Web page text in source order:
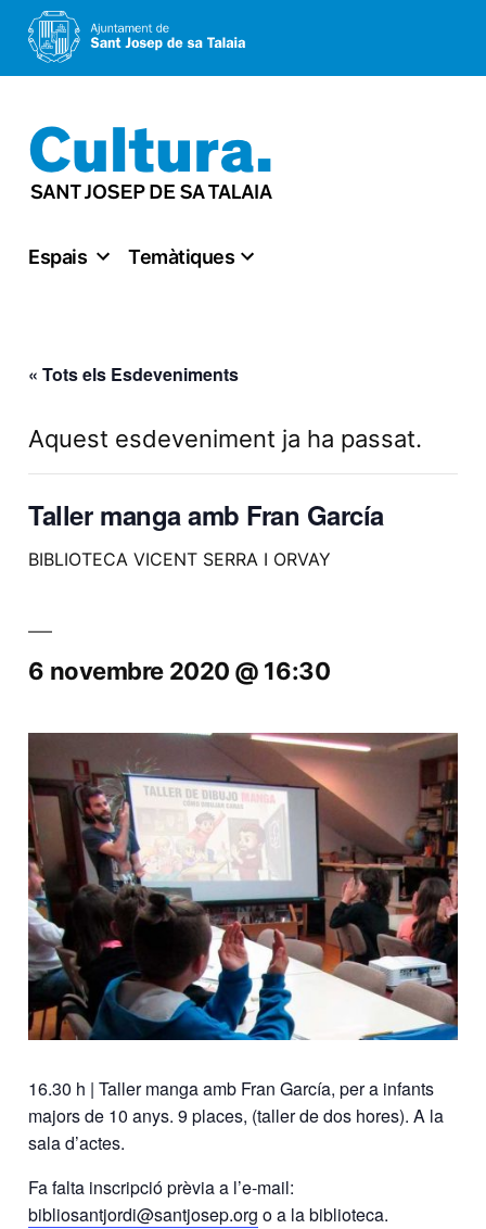
al
contingut
Espais Temàtiques
« Tots els Esdeveniments
Aquest esdeveniment ja ha passat.
Taller manga amb Fran García
BIBLIOTECA VICENT SERRA I ORVAY
6 novembre 2020 @ 16:30
16.30 h | Taller manga amb Fran García, per a infants
majors de 10 anys. 9 places, (taller de dos hores). A la
sala d’actes.
Fa falta inscripció prèvia a l’e-mail:
bibliosantjordi@santjosep.org o a la biblioteca.